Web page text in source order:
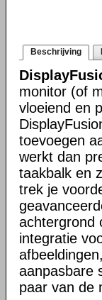
Beschrijving
monitor (of
vloeiend en
toevoegen
werkt dan
taakbalk en
trek je
achtergrond
integratie
aanpasbare
paar van de